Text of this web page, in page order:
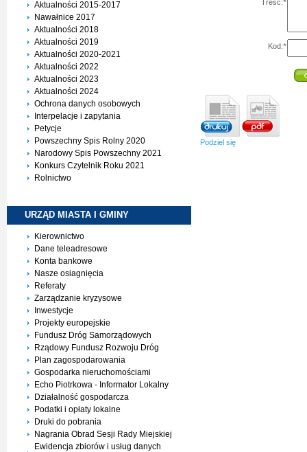
Aktualności 2015-2017
Nawałnice 2017
Aktualności 2018
Aktualności 2019
Aktualności 2020-2021
Aktualności 2022
Aktualności 2023
Aktualności 2024
Ochrona danych osobowych
Interpelacje i zapytania
Petycje
Powszechny Spis Rolny 2020
Narodowy Spis Powszechny 2021
Konkurs Czytelnik Roku 2021
Rolnictwo
URZĄD MIASTA I GMINY
Kierownictwo
Dane teleadresowe
Konta bankowe
Nasze osiagnięcia
Referaty
Zarządzanie kryzysowe
Inwestycje
Projekty europejskie
Fundusz Dróg Samorządowych
Rządowy Fundusz Rozwoju Dróg
Plan zagospodarowania
Gospodarka nieruchomościami
Echo Piotrkowa - Informator Lokalny
Działalność gospodarcza
Podatki i opłaty lokalne
Druki do pobrania
Nagrania Obrad Sesji Rady Miejskiej
Ewidencja zbiorów i usług danych
Treść:*
Kod:*
Podziel się